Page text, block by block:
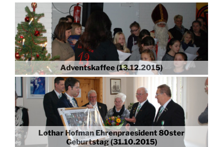
Adventskaffee (13.12.2015)
Lothar Hofman Ehrenpraesident 80ster
Geburtstag (31.10.2015)